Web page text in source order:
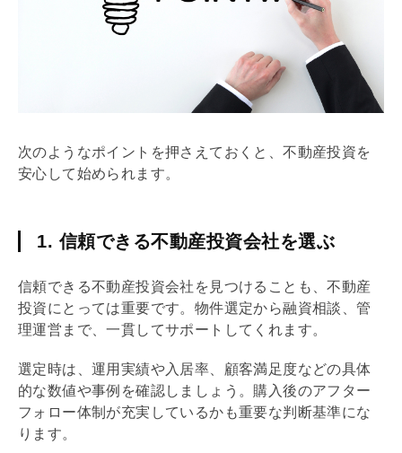
次のようなポイントを押さえておくと、不動産投資を
安心して始められます。
1. 信頼できる不動産投資会社を選ぶ
信頼できる不動産投資会社を見つけることも、不動産
投資にとっては重要です。物件選定から融資相談、管
理運営まで、一貫してサポートしてくれます。
選定時は、運用実績や入居率、顧客満足度などの具体
的な数値や事例を確認しましょう。購入後のアフター
フォロー体制が充実しているかも重要な判断基準にな
ります。